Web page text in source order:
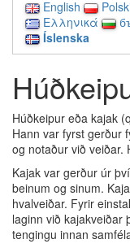
English
Ελληνικά
Íslenska
Húðkeipur eða kajak
Hann var fyrst gerður
og notaður við
Kajak var gerður úr
beinum og sinum.
hvalveiðar. Fyrir
laginn við
tengingu innan